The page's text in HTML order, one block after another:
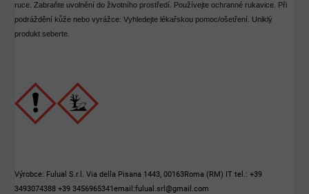
ruce. Zabraňte uvolnění do životního prostředí. Používejte ochranné rukavice. Při
podráždění kůže nebo vyrážce: Vyhledejte lékařskou pomoc/ošetření. Uniklý
produkt seberte.
Výrobce: Fulual S.r.l. Via della Pisana 1443, 00163Roma (RM) IT tel.: +39
3493074388 +39 3456965341email:fulual.srl@gmail.com